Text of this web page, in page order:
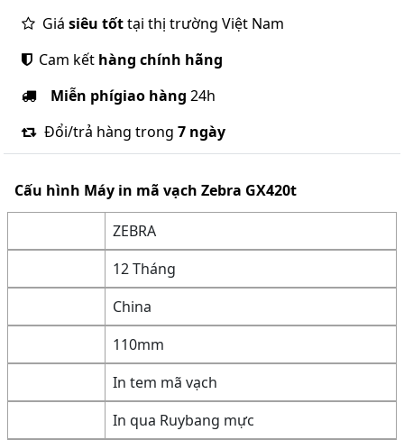
Giá siêu tốttại thị trường Việt Nam
Cam kết hàng chính hãng
Miễn phígiao hàng 24h
Đổi/trả hàng trong 7 ngày
Cấu hình Máy in mã vạch Zebra GX420t
ZEBRA
12 Tháng
China
110mm
In tem mã vạch
In qua Ruybang mực